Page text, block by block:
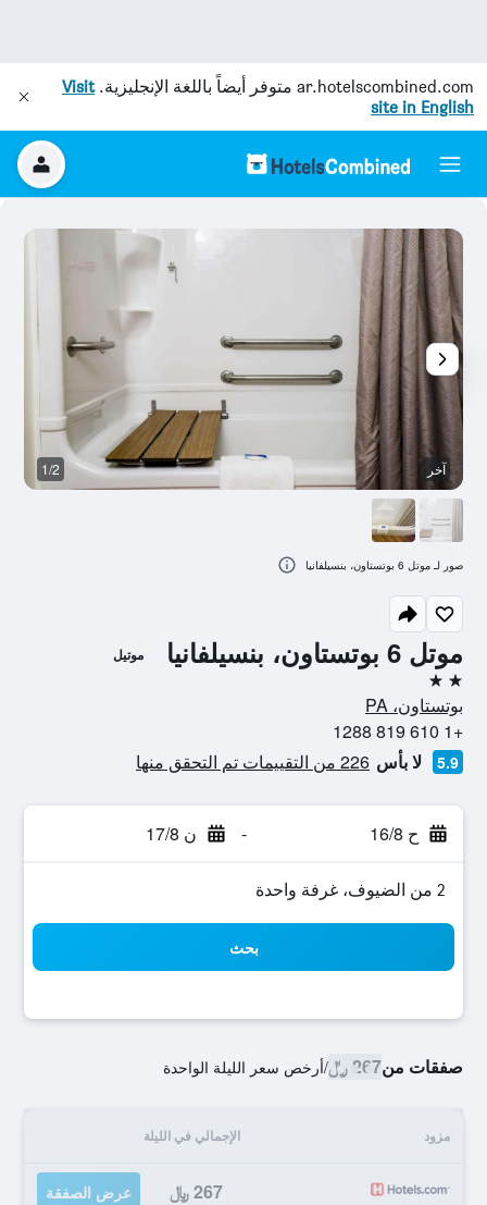
ar.hotelscombined.com متوفر أيضاً باللغة الإنجليزية.Visit
site in English
موتل 6 بوتستاون، بنسيلفانيا موتيل
2 نجمتين
بوتستاون، PA
+1 610 819 1288
5.9 لا بأس 226 من التقييمات تم التحقق منها
ح 16/8 - ن 17/8
2 من الضيوف، غرفة واحدة
بحث
صفقات من267 ﷼ /أرخص سعر الليلة الواحدة
مزود الإجمالي في الليلة
267 ﷼ عرض الصفقة
آخر 1/2
صور لـ موتل 6 بوتستاون، بنسيلفانيا